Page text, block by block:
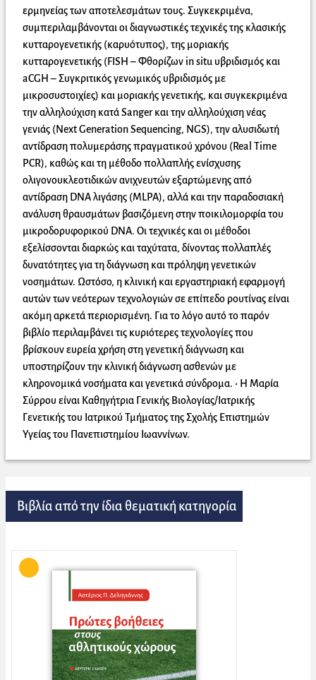
ερμηνείας των αποτελεσμάτων τους. Συγκεκριμένα,
συμπεριλαμβάνονται οι διαγνωστικές τεχνικές της κλασικής
κυτταρογενετικής (καρυότυπος), της μοριακής
κυτταρογενετικής (FISH – Φθορίζων in situ υβριδισμός και
aCGH – Συγκριτικός γενωμικός υβριδισμός με
μικροσυστοιχίες) και μοριακής γενετικής, και συγκεκριμένα
την αλληλούχιση κατά Sanger και την αλληλούχιση νέας
γενιάς (Next Generation Sequencing, NGS), την αλυσιδωτή
αντίδραση πολυμεράσης πραγματικού χρόνου (Real Time
PCR), καθώς και τη μέθοδο πολλαπλής ενίσχυσης
ολιγονουκλεοτιδικών ανιχνευτών εξαρτώμενης από
αντίδραση DNA λιγάσης (MLPA), αλλά και την παραδοσιακή
ανάλυση θραυσμάτων βασιζόμενη στην ποικιλομορφία του
μικροδορυφορικού DNA. Οι τεχνικές και οι μέθοδοι
εξελίσσονται διαρκώς και ταχύτατα, δίνοντας πολλαπλές
δυνατότητες για τη διάγνωση και πρόληψη γενετικών
νοσημάτων. Ωστόσο, η κλινική και εργαστηριακή εφαρμογή
αυτών των νεότερων τεχνολογιών σε επίπεδο ρουτίνας είναι
ακόμη αρκετά περιορισμένη. Για το λόγο αυτό το παρόν
βιβλίο περιλαμβάνει τις κυριότερες τεχνολογίες που
βρίσκουν ευρεία χρήση στη γενετική διάγνωση και
υποστηρίζουν την κλινική διάγνωση ασθενών με
κληρονομικά νοσήματα και γενετικά σύνδρομα. • Η Μαρία
Σύρρου είναι Καθηγήτρια Γενικής Βιολογίας/Ιατρικής
Γενετικής του Ιατρικού Τμήματος της Σχολής Επιστημών
Υγείας του Πανεπιστημίου Ιωαννίνων.
Βιβλία από την ίδια θεματική κατηγορία